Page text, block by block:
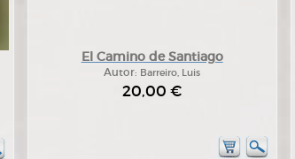
El Camino de Santiago
Autor: Barreiro, Luis
20,00 €